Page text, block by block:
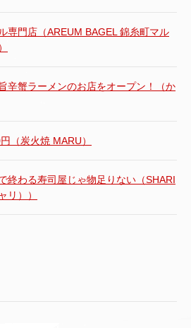
専門店（AREUM BAGEL 錦糸町マル
辛蟹ラーメンのお店をオープン！（か
（炭火焼 MARU）
終わる寿司屋じゃ物足りない（SHARI
リ））